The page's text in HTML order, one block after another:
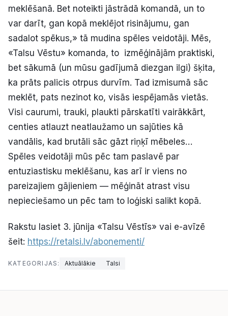
E-avīze Abonē
meklēšanā. Bet noteikti jāstrādā komandā, un to
var darīt, gan kopā meklējot risinājumu, gan
sadalot spēkus,» tā mudina spēles veidotāji. Mēs,
«Talsu Vēstu» komanda, to izmēģinājām praktiski,
bet sākumā (un mūsu gadījumā diezgan ilgi) šķita,
ka prāts palicis otrpus durvīm. Tad izmisumā sāc
meklēt, pats nezinot ko, visās iespējamās vietās.
Visi caurumi, trauki, plaukti pārskatīti vairākkārt,
centies atlauzt neatlaužamo un sajūties kā
vandālis, kad brutāli sāc gāzt riņķī mēbeles…
Spēles veidotāji mūs pēc tam paslavē par
entuziastisku meklēšanu, kas arī ir viens no
pareizajiem gājieniem — mēģināt atrast visu
nepieciešamo un pēc tam to loģiski salikt kopā.
Rakstu lasiet 3. jūnija «Talsu Vēstīs» vai e-avīzē
šeit: https://retalsi.lv/abonementi/
KATEGORIJAS: Aktuālākie Talsi